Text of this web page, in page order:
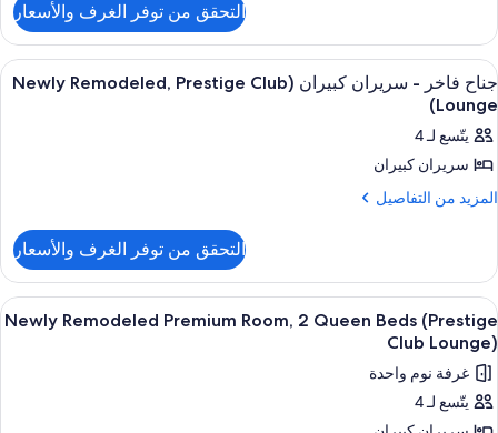
Remodeled,
Prestige
Club
Lounge)
جناح
فاخر
-
سرير
ملكي
(Newly
Remodeled,
Prestige
Club
التحقق من توفر الغرف والأسعار
استعراض
جميع
صور
جناح
فاخر
-
(Newly
Remodeled,
Prestige
Club
Lounge)
9
جناح فاخر - سريران كبيران (Newly Remodeled, Prestige Club
Lounge)
يتّسع لـ 4
سريران كبيران
المزيد من التفاصيل
المزيد
جناح
فاخر
-
سريران
كبيران
(Newly
Remodeled,
Prestige
التحقق من توفر الغرف والأسعار
استعراض
جميع
صور
Newly
Remodeled
8
Newly Remodeled Premium Room, 2 Queen Beds (Prestige
Club Lounge)
غرفة نوم واحدة
يتّسع لـ 4